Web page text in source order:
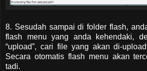
8. Sesudah sampai di folder flash,
flash menu yang anda kehendaki,
“upload”, cari file yang akan di-
Secara otomatis flash menu akan
tadi.